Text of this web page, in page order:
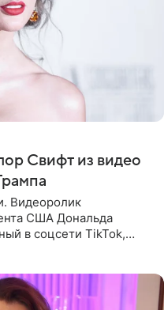
Свифт из видео
Видеоролик
США Дональда
в соцсети TikTok,